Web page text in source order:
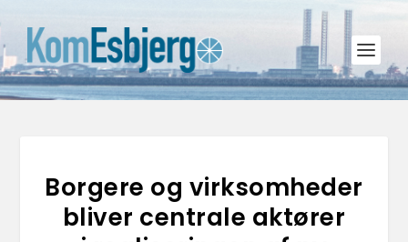
Borgere og virksomheder
bliver centrale aktører